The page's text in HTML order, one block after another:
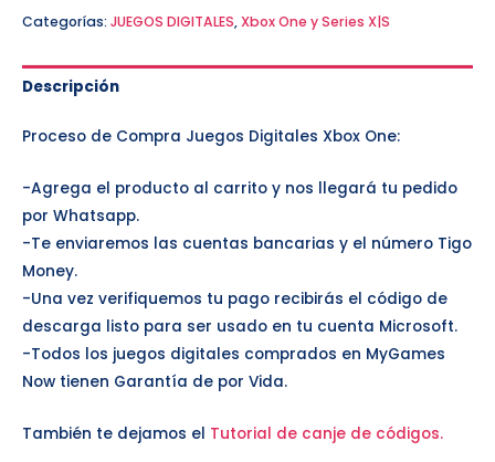
Categorías: JUEGOS DIGITALES,Xbox One y Series X|S
Descripción
Proceso de Compra Juegos Digitales Xbox One:
-Agrega el producto al carrito y nos llegará tu pedido
por Whatsapp.
-Te enviaremos las cuentas bancarias y el número Tigo
Money.
-Una vez verifiquemos tu pago recibirás el código de
descarga listo para ser usado en tu cuenta Microsoft.
-Todos los juegos digitales comprados en MyGames
Now tienen Garantía de por Vida.
También te dejamos el Tutorial de canje de códigos.